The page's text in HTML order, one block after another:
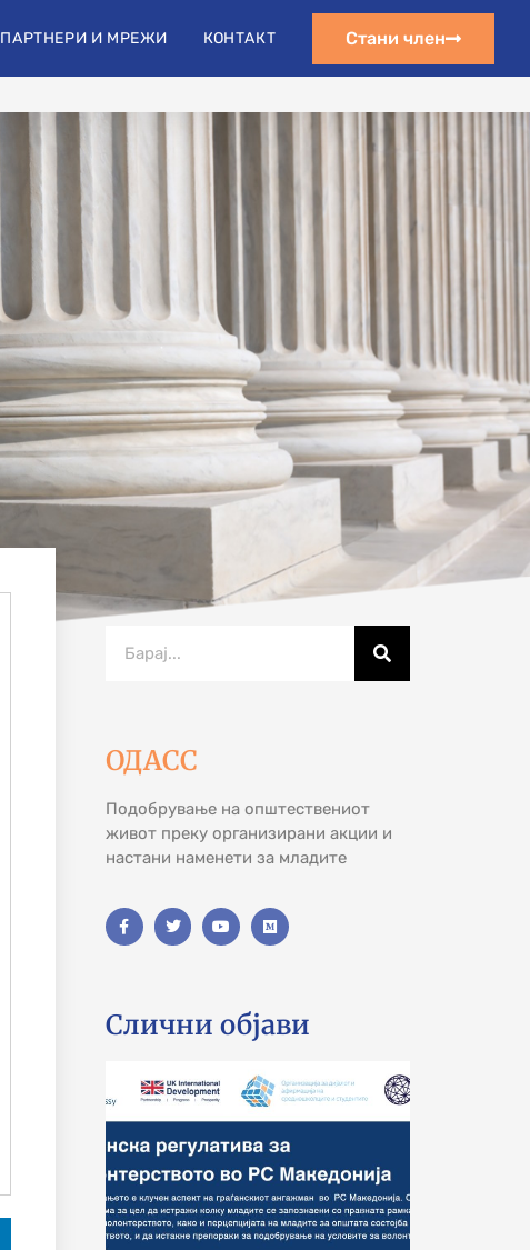
ПАРТНЕРИ И МРЕЖИ КОНТАКТ Стани член
ОДАСС
Подобрување на општествениот
живот преку организирани акции и
настани наменети за младите
Слични објави